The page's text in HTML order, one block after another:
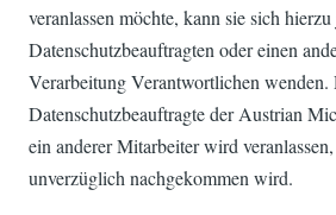
veranlassen möchte, kann sie sich
Datenschutzbeauftragten oder einen
Verarbeitung Verantwortlichen wenden.
Datenschutzbeauftragte der Austrian
ein anderer Mitarbeiter wird
unverzüglich nachgekommen wird.